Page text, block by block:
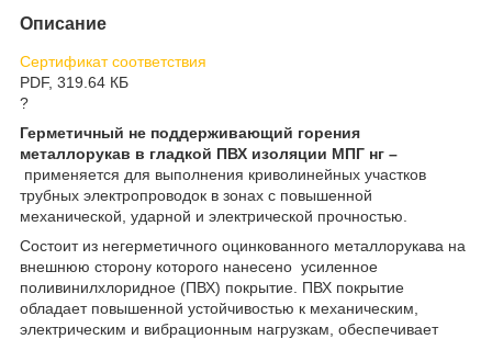
Описание
Сертификат соответствия
PDF, 319.64 КБ
?
Герметичный не поддерживающий горения
металлорукав в гладкой ПВХ изоляции МПГ нг –
применяется для выполнения криволинейных участков
трубных электропроводок в зонах с повышенной
механической, ударной и электрической прочностью.
Состоит из негерметичного оцинкованного металлорукава на
внешнюю сторону которого нанесено усиленное
поливинилхлоридное (ПВХ) покрытие. ПВХ покрытие
обладает повышенной устойчивостью к механическим,
электрическим и вибрационным нагрузкам, обеспечивает